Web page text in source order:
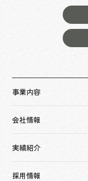
事業内容
会社情報
ソーシャルグッド
実績紹介
採用情報